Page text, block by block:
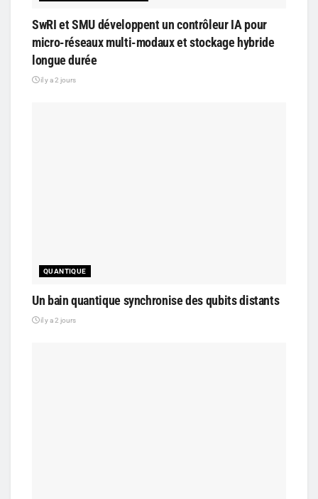
SwRI et SMU développent un contrôleur IA pour
micro-réseaux multi-modaux et stockage hybride
longue durée
il y a 2 jours
QUANTIQUE
Un bain quantique synchronise des qubits distants
il y a 2 jours